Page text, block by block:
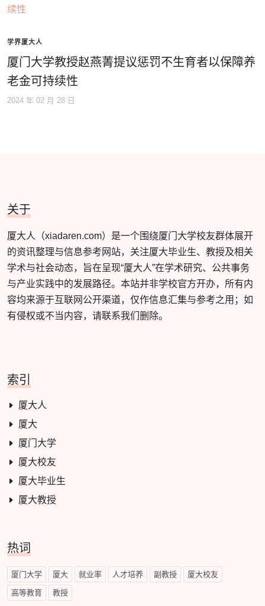
学界厦大人
厦门大学教授赵燕菁提议惩罚不生育者以保障养
老金可持续性
2024 年 02 月 28 日
关于
厦大人（xiadaren.com）是一个围绕厦门大学校友群体展开
的资讯整理与信息参考网站，关注厦大毕业生、教授及相关
学术与社会动态，旨在呈现“厦大人”在学术研究、公共事务
与产业实践中的发展路径。本站并非学校官方开办，所有内
容均来源于互联网公开渠道，仅作信息汇集与参考之用；如
有侵权或不当内容，请联系我们删除。
索引
厦大人
厦大
厦门大学
厦大校友
厦大毕业生
厦大教授
热词
厦门大学 厦大 就业率 人才培养 副教授 厦大校友
高等教育 教授